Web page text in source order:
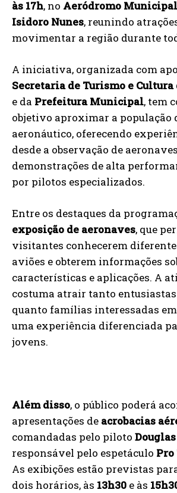
às 17h, no Aeródromo
Isidoro Nunes, reunindo
movimentar a região durante
A iniciativa, organizada com
Secretaria de Turismo e
e da Prefeitura Municipal, tem
objetivo aproximar a população
aeronáutico, oferecendo
desde a observação de
demonstrações de alta
por pilotos especializados.
Entre os destaques da
exposição de aeronaves, que
visitantes conhecerem
aviões e obterem informações
características e aplicações. A
costuma atrair tanto
quanto famílias interessadas
uma experiência diferenciada
jovens.
Além disso, o público poderá
apresentações de acrobacias
comandadas pelo piloto
responsável pelo espetáculo
As exibições estão previstas
dois horários, às 13h30 e às